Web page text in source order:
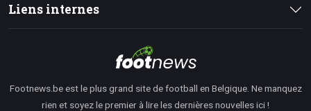
Liens internes
Footnews.be est le plus grand site de football en Belgique. Ne manquez
rien et soyez le premier à lire les dernières nouvelles ici !